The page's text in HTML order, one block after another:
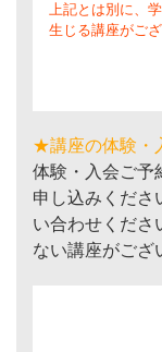
上記とは別に、
生じる講座がござ
★講座の体験・
体験・入会ご予
申し込みくださ
い合わせくださ
ない講座がござ